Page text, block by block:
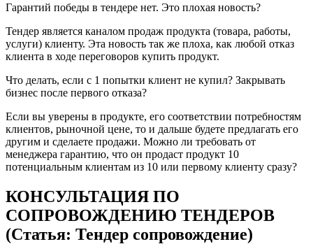
Гарантий победы в тендере нет. Это плохая новость?
Тендер является каналом продаж продукта (товара, работы,
услуги) клиенту. Эта новость так же плоха, как любой отказ
клиента в ходе переговоров купить продукт.
Что делать, если с 1 попытки клиент не купил? Закрывать
бизнес после первого отказа?
Если вы уверены в продукте, его соответствии потребностям
клиентов, рыночной цене, то и дальше будете предлагать его
другим и сделаете продажи. Можно ли требовать от
менеджера гарантию, что он продаст продукт 10
потенциальным клиентам из 10 или первому клиенту сразу?
КОНСУЛЬТАЦИЯ ПО
СОПРОВОЖДЕНИЮ ТЕНДЕРОВ
(Статья: Тендер сопровождение)